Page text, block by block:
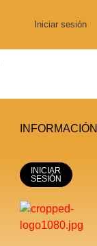
Iniciar sesión
INFORMACIÓN
INICIAR
SESIÓN